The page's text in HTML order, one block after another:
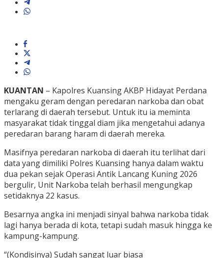
KUANTAN – Kapolres Kuansing AKBP Hidayat Perdana
mengaku geram dengan peredaran narkoba dan obat
terlarang di daerah tersebut. Untuk itu ia meminta
masyarakat tidak tinggal diam jika mengetahui adanya
peredaran barang haram di daerah mereka.
Masifnya peredaran narkoba di daerah itu terlihat dari
data yang dimiliki Polres Kuansing hanya dalam waktu
dua pekan sejak Operasi Antik Lancang Kuning 2026
bergulir, Unit Narkoba telah berhasil mengungkap
setidaknya 22 kasus.
Besarnya angka ini menjadi sinyal bahwa narkoba tidak
lagi hanya berada di kota, tetapi sudah masuk hingga ke
kampung-kampung.
“(Kondisinya) Sudah sangat luar biasa